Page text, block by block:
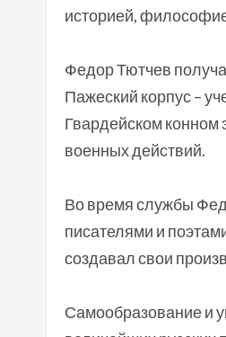
историей,
Федор Тютчев
Пажеский корпус –
Гвардейском конном
военных действий.
Во время службы
писателями и
создавал свои
Самообразование и